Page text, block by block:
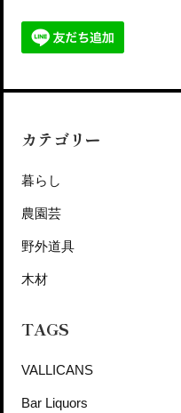
カテゴリー
暮らし
農園芸
野外道具
木材
TAGS
VALLICANS
Bar Liquors